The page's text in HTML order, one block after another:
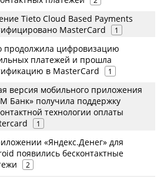
Tieto Cloud Based Payments
MasterCard
1
продолжила цифровизацию
платежей и прошла
в MasterCard
1
версия мобильного приложения
Банк» получила поддержку
технологии оплаты
1
«Яндекс.Денег» для
появились бесконтактные
2